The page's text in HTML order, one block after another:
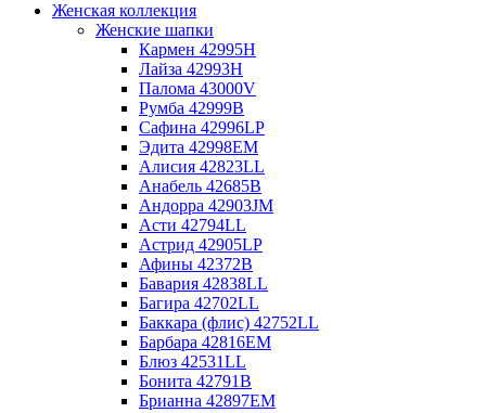
Женская коллекция
Женские шапки
Кармен 42995H
Лайза 42993H
Палома 43000V
Румба 42999B
Сафина 42996LP
Эдита 42998EM
Алисия 42823LL
Анабель 42685B
Андорра 42903JM
Асти 42794LL
Астрид 42905LP
Афины 42372B
Бавария 42838LL
Багира 42702LL
Баккара (флис) 42752LL
Барбара 42816EM
Блюз 42531LL
Бонита 42791B
Брианна 42897EM